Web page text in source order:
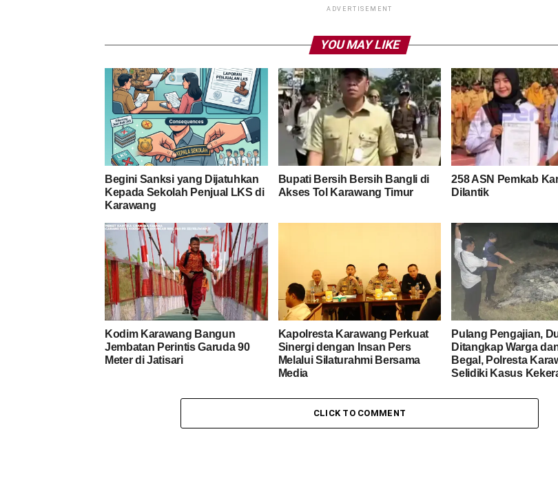
ADVERTISEMENT
YOU MAY LIKE
Begini Sanksi yang Dijatuhkan
Kepada Sekolah Penjual LKS di
Karawang
Bupati Bersih Bersih Bangli di
Akses Tol Karawang Timur
258 ASN Pemkab
Dilantik
Kodim Karawang Bangun
Jembatan Perintis Garuda 90
Meter di Jatisari
Kapolresta Karawang Perkuat
Sinergi dengan Insan Pers
Melalui Silaturahmi Bersama
Media
Pulang Pengajian,
Ditangkap Warga
Begal, Polresta
Selidiki Kasus
CLICK TO COMMENT